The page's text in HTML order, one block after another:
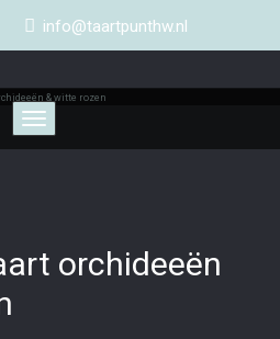
info@taartpunthw.nl
Toggle
navigation
& witte rozen
orchideeën